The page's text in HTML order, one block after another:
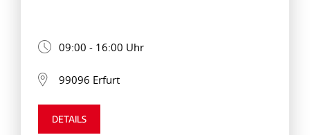
09:00 - 16:00 Uhr
99096 Erfurt
DETAILS